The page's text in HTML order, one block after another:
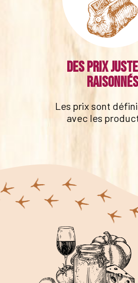
Des prix
raisonnés
Les prix sont
avec les